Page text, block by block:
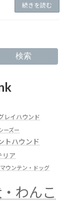
続きを読む
検索
レイハウンド
ーズー
トハウンド
リア
マウンテン・ドッグ
わんこ